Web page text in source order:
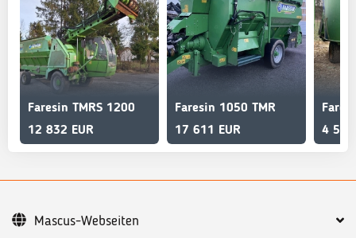
Faresin TMRS 1200
12 832 EUR
Faresin 1050 TMR
17 611 EUR
4 500
Mascus-Webseiten